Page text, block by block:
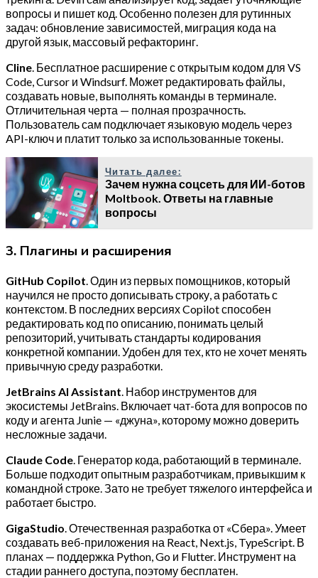
вопросы и пишет код. Особенно полезен для рутинных
задач: обновление зависимостей, миграция кода на
другой язык, массовый рефакторинг.
Cline. Бесплатное расширение с открытым кодом для VS
Code, Cursor и Windsurf. Может редактировать файлы,
создавать новые, выполнять команды в терминале.
Отличительная черта — полная прозрачность.
Пользователь сам подключает языковую модель через
API-ключ и платит только за использованные токены.
Читать далее:
Зачем нужна соцсеть для ИИ-ботов
Moltbook. Ответы на главные
вопросы
3. Плагины и расширения
GitHub Copilot. Один из первых помощников, который
научился не просто дописывать строку, а работать с
контекстом. В последних версиях Copilot способен
редактировать код по описанию, понимать целый
репозиторий, учитывать стандарты кодирования
конкретной компании. Удобен для тех, кто не хочет менять
привычную среду разработки.
JetBrains AI Assistant. Набор инструментов для
экосистемы JetBrains. Включает чат-бота для вопросов по
коду и агента Junie — «джуна», которому можно доверить
несложные задачи.
Claude Code. Генератор кода, работающий в терминале.
Больше подходит опытным разработчикам, привыкшим к
командной строке. Зато не требует тяжелого интерфейса и
работает быстро.
GigaStudio. Отечественная разработка от «Сбера». Умеет
создавать веб-приложения на React, Next.js, TypeScript. В
планах — поддержка Python, Go и Flutter. Инструмент на
стадии раннего доступа, поэтому бесплатен.